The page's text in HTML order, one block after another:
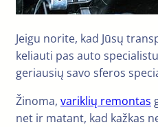
Jeigu norite, kad Jūsų
keliauti pas auto
geriausių savo sferos
Žinoma, variklių remontas
net ir matant, kad kažkas